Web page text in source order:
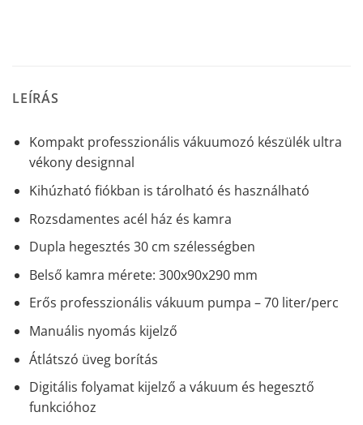
LEÍRÁS
Kompakt professzionális vákuumozó készülék ultra
vékony designnal
Kihúzható fiókban is tárolható és használható
Rozsdamentes acél ház és kamra
Dupla hegesztés 30 cm szélességben
Belső kamra mérete: 300x90x290 mm
Erős professzionális vákuum pumpa – 70 liter/perc
Manuális nyomás kijelző
Átlátszó üveg borítás
Digitális folyamat kijelző a vákuum és hegesztő
funkcióhoz